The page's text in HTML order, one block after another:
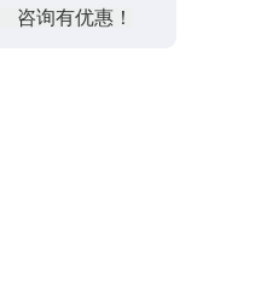
咨询有优惠！